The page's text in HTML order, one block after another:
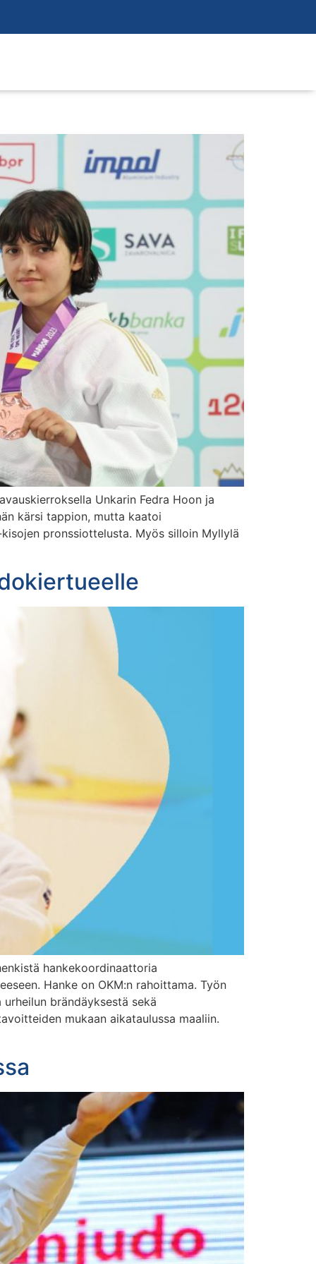
Unkarin Fedra Hoon ja
kärsi tappion, mutta kaatoi
pronssiottelusta. Myös silloin Myllylä
hankekoordinaattoria
Hanke on OKM:n rahoittama. Työn
brändäyksestä sekä
mukaan aikataulussa maaliin.